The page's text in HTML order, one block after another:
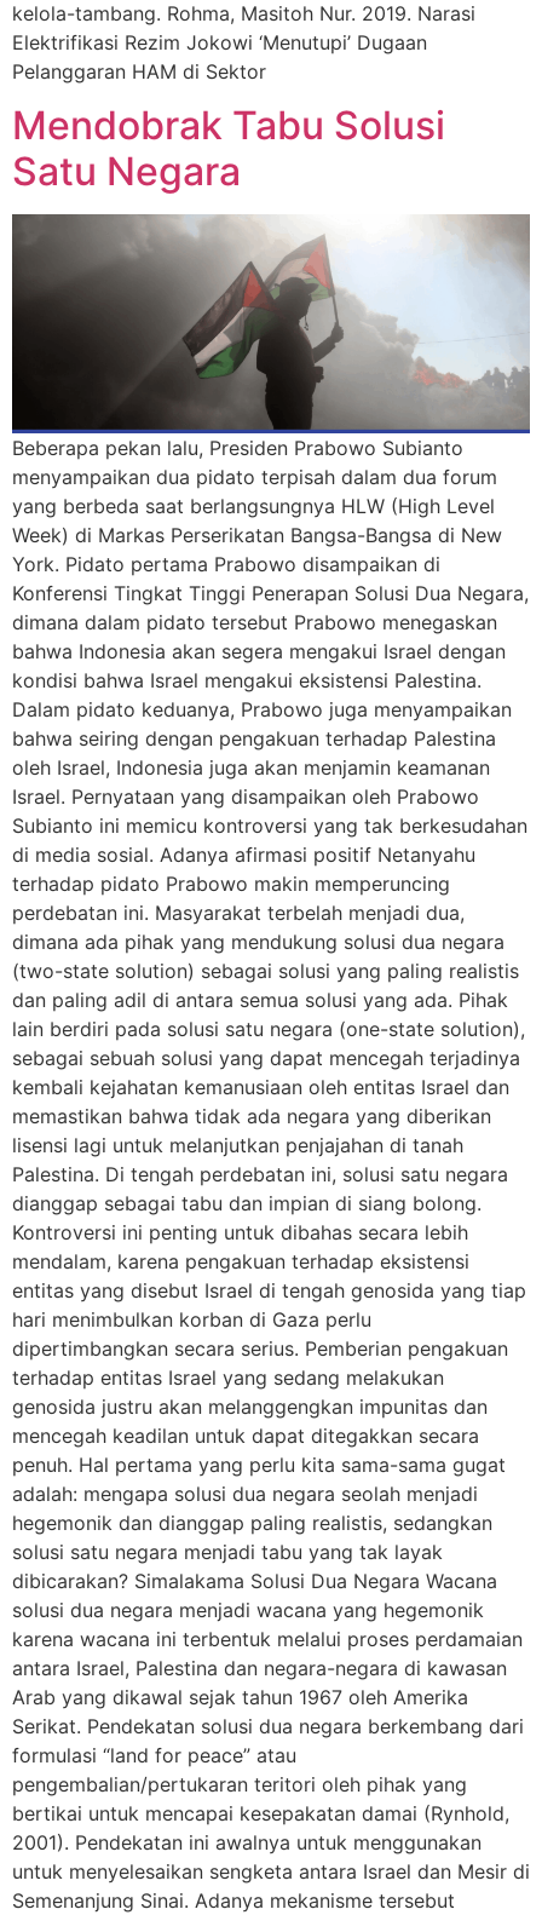
kelola-tambang. Rohma, Masitoh Nur. 2019. Narasi
Elektrifikasi Rezim Jokowi ‘Menutupi’ Dugaan
Pelanggaran HAM di Sektor
Mendobrak Tabu Solusi
Satu Negara
Beberapa pekan lalu, Presiden Prabowo Subianto
menyampaikan dua pidato terpisah dalam dua forum
yang berbeda saat berlangsungnya HLW (High Level
Week) di Markas Perserikatan Bangsa-Bangsa di New
York. Pidato pertama Prabowo disampaikan di
Konferensi Tingkat Tinggi Penerapan Solusi Dua Negara,
dimana dalam pidato tersebut Prabowo menegaskan
bahwa Indonesia akan segera mengakui Israel dengan
kondisi bahwa Israel mengakui eksistensi Palestina.
Dalam pidato keduanya, Prabowo juga menyampaikan
bahwa seiring dengan pengakuan terhadap Palestina
oleh Israel, Indonesia juga akan menjamin keamanan
Israel. Pernyataan yang disampaikan oleh Prabowo
Subianto ini memicu kontroversi yang tak berkesudahan
di media sosial. Adanya afirmasi positif Netanyahu
terhadap pidato Prabowo makin memperuncing
perdebatan ini. Masyarakat terbelah menjadi dua,
dimana ada pihak yang mendukung solusi dua negara
(two-state solution) sebagai solusi yang paling realistis
dan paling adil di antara semua solusi yang ada. Pihak
lain berdiri pada solusi satu negara (one-state solution),
sebagai sebuah solusi yang dapat mencegah terjadinya
kembali kejahatan kemanusiaan oleh entitas Israel dan
memastikan bahwa tidak ada negara yang diberikan
lisensi lagi untuk melanjutkan penjajahan di tanah
Palestina. Di tengah perdebatan ini, solusi satu negara
dianggap sebagai tabu dan impian di siang bolong.
Kontroversi ini penting untuk dibahas secara lebih
mendalam, karena pengakuan terhadap eksistensi
entitas yang disebut Israel di tengah genosida yang tiap
hari menimbulkan korban di Gaza perlu
dipertimbangkan secara serius. Pemberian pengakuan
terhadap entitas Israel yang sedang melakukan
genosida justru akan melanggengkan impunitas dan
mencegah keadilan untuk dapat ditegakkan secara
penuh. Hal pertama yang perlu kita sama-sama gugat
adalah: mengapa solusi dua negara seolah menjadi
hegemonik dan dianggap paling realistis, sedangkan
solusi satu negara menjadi tabu yang tak layak
dibicarakan? Simalakama Solusi Dua Negara Wacana
solusi dua negara menjadi wacana yang hegemonik
karena wacana ini terbentuk melalui proses perdamaian
antara Israel, Palestina dan negara-negara di kawasan
Arab yang dikawal sejak tahun 1967 oleh Amerika
Serikat. Pendekatan solusi dua negara berkembang dari
formulasi “land for peace” atau
pengembalian/pertukaran teritori oleh pihak yang
bertikai untuk mencapai kesepakatan damai (Rynhold,
2001). Pendekatan ini awalnya untuk menggunakan
untuk menyelesaikan sengketa antara Israel dan Mesir di
Semenanjung Sinai. Adanya mekanisme tersebut